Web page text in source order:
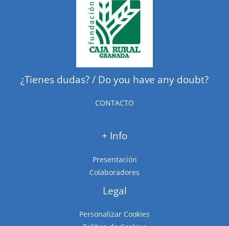
¿Tienes dudas? / Do you have any doubt?
CONTACTO
+ Info
Presentación
Colaboradores
Legal
Personalizar Cookies